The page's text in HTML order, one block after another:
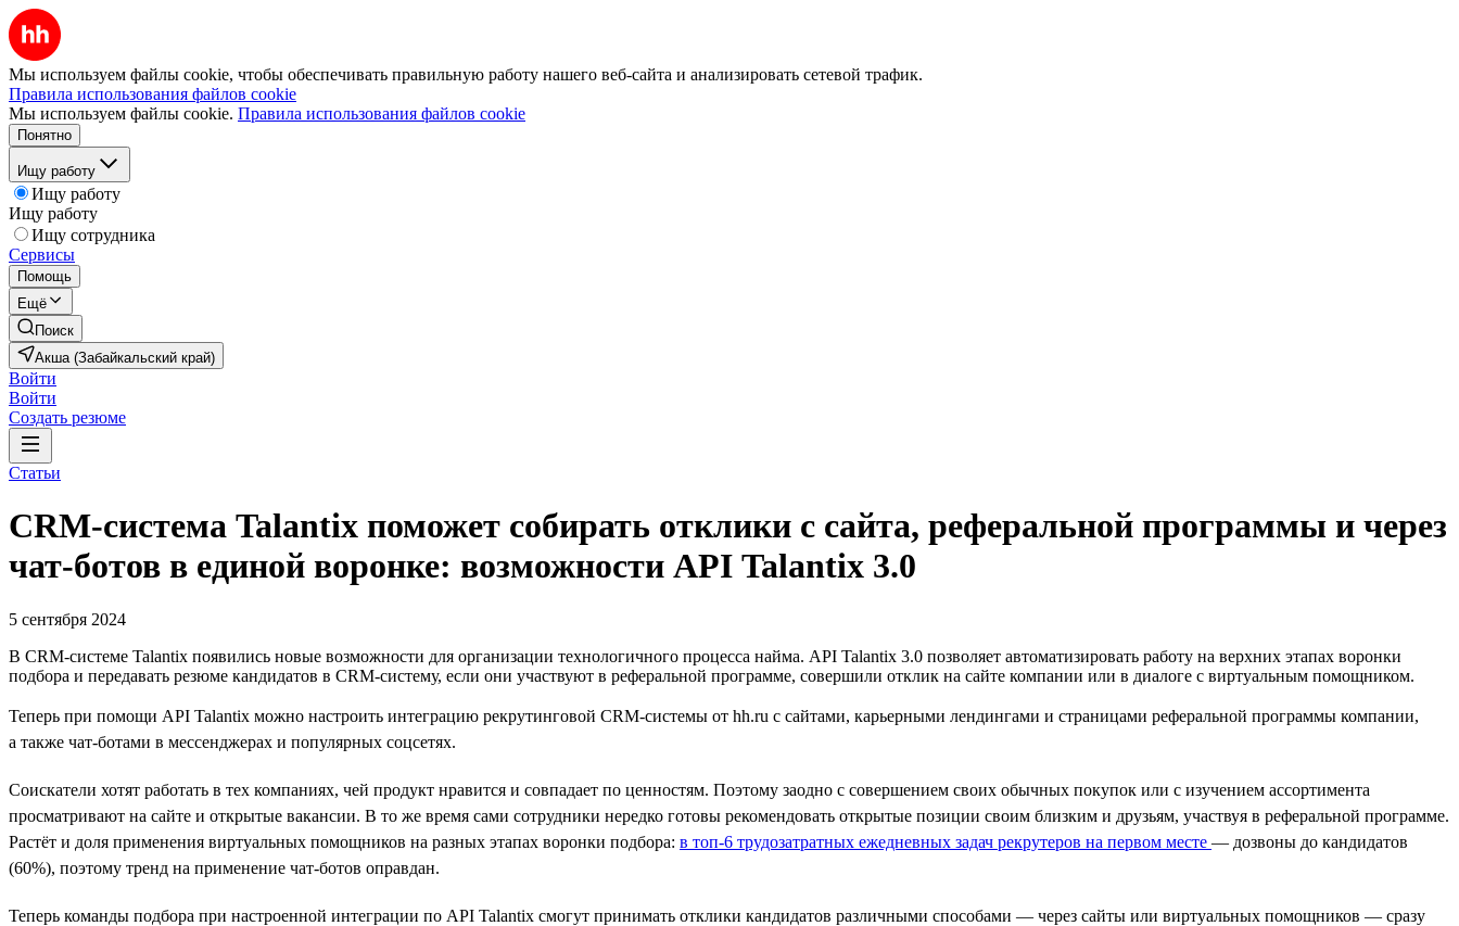
Мы используем файлы cookie, чтобы обеспечивать правильную работу нашего веб-сайта и анализировать сетевой трафик.
Правила использования файлов cookie
Мы используем файлы cookie. Правила использования файлов cookie
Понятно
Ищу работу
Ищу работу
Ищу работу
Ищу сотрудника
Сервисы
Помощь
Ещё
Поиск
Акша (Забайкальский край)
Войти
Войти
Создать резюме
Статьи
CRM-система Talantix поможет собирать отклики с сайта, реферальной программы и через
чат-ботов в единой воронке: возможности API Talantix 3.0
5 сентября 2024
В CRM-системе Talantix появились новые возможности для организации технологичного процесса найма. API Talantix 3.0 позволяет автоматизировать работу на верхних этапах воронки
подбора и передавать резюме кандидатов в CRM-систему, если они участвуют в реферальной программе, совершили отклик на сайте компании или в диалоге с виртуальным помощником.
Теперь при помощи API Talantix можно настроить интеграцию рекрутинговой CRM-системы от hh.ru с сайтами, карьерными лендингами и страницами реферальной программы компании,
а также чат-ботами в мессенджерах и популярных соцсетях.
Соискатели хотят работать в тех компаниях, чей продукт нравится и совпадает по ценностям. Поэтому заодно с совершением своих обычных покупок или с изучением ассортимента
просматривают на сайте и открытые вакансии. В то же время сами сотрудники нередко готовы рекомендовать открытые позиции своим близким и друзьям, участвуя в реферальной программе.
Растёт и доля применения виртуальных помощников на разных этапах воронки подбора: в топ-6 трудозатратных ежедневных задач рекрутеров на первом месте — дозвоны до кандидатов
(60%), поэтому тренд на применение чат-ботов оправдан.
Теперь команды подбора при настроенной интеграции по API Talantix смогут принимать отклики кандидатов различными способами — через сайты или виртуальных помощников — сразу